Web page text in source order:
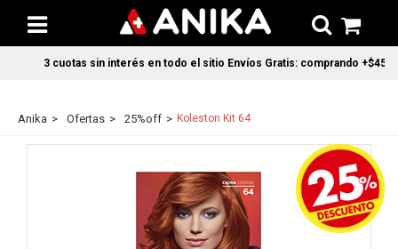
3 cuotas sin interés en todo el sitio Envíos Gratis: comprando +$45.000
Anika Ofertas 25%off Koleston Kit 64